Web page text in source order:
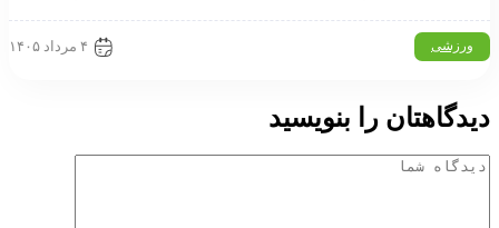
ورزشی ۴ مرداد ۱۴۰۵
را بنویسید